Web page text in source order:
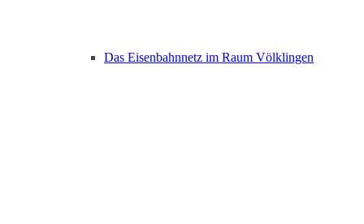
Das Eisenbahnnetz im Raum Völklingen